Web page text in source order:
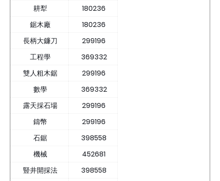
耕犁
180236
鋸木廠
180236
長柄大鐮刀
299196
工程學
369332
雙人粗木鋸
299196
數學
369332
露天採石場
299196
鑄幣
299196
石鋸
398558
機械
452681
豎井開採法
398558